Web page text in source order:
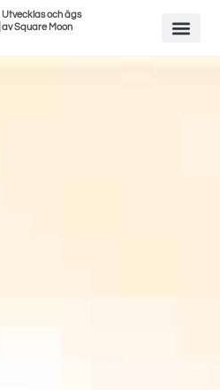
Utvecklas och ägs
av Square Moon